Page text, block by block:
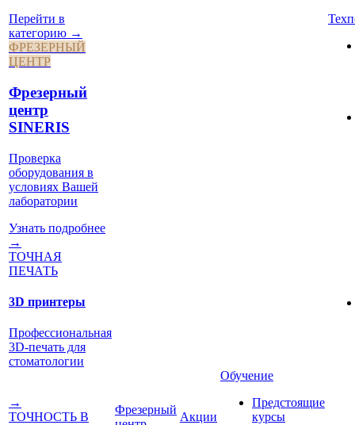
Перейти в
категорию →
ФРЕЗЕРНЫЙ
ЦЕНТР
Фрезерный
центр
SINERIS
Проверка
оборудования в
условиях Вашей
лаборатории
Узнать подробнее
→
ТОЧНАЯ
ПЕЧАТЬ
3D принтеры
Профессиональная
3D-печать для
стоматологии
→
ТОЧНОСТЬ В
Фрезерный
Акции
Обучение
Предстоящие
курсы